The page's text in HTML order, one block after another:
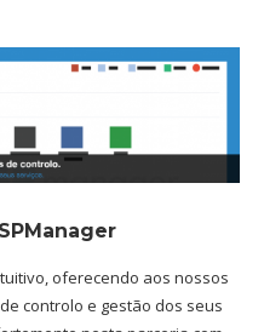
oferecendo aos nossos
controlo e gestão dos seus